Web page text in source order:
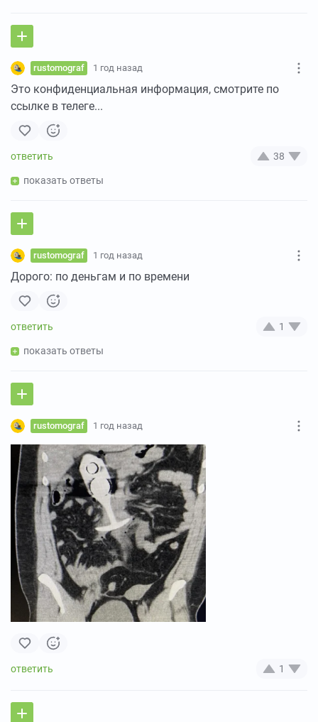
rustomograf 1 год назад
Это конфиденциальная информация, смотрите по
ссылке в телеге...
38
показать ответы
rustomograf 1 год назад
Дорого: по деньгам и по времени
1
показать ответы
rustomograf 1 год назад
1